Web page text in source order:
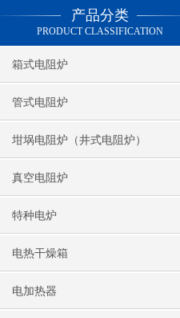
产品分类
PRODUCT CLASSIFICATION
箱式电阻炉
管式电阻炉
坩埚电阻炉（井式电阻炉）
真空电阻炉
特种电炉
电热干燥箱
电加热器